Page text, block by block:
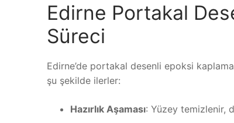
Edirne Portakal
Süreci
Edirne’de portakal desenli epoksi
şu şekilde ilerler:
Hazırlık Aşaması: Yüzey temizlenir,